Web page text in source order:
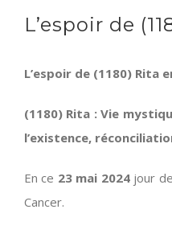
L’espoir de
L’espoir de (1180) Rita
(1180) Rita : Vie
l’existence,
En ce 23 mai 2024jour
Cancer.